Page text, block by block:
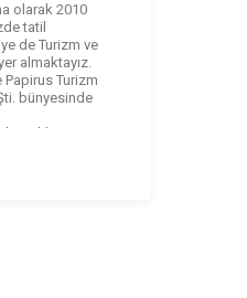
olarak 2010
tatil
de Turizm ve
almaktayız.
Papirus Turizm
bünyesinde
alışılagelmiş